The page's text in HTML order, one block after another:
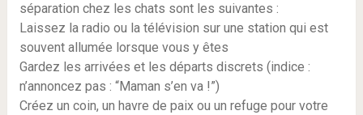
séparation chez les chats sont les suivantes :
Laissez la radio ou la télévision sur une station qui est
souvent allumée lorsque vous y êtes
Gardez les arrivées et les départs discrets (indice :
n’annoncez pas : “Maman s’en va !”)
Créez un coin, un havre de paix ou un refuge pour votre